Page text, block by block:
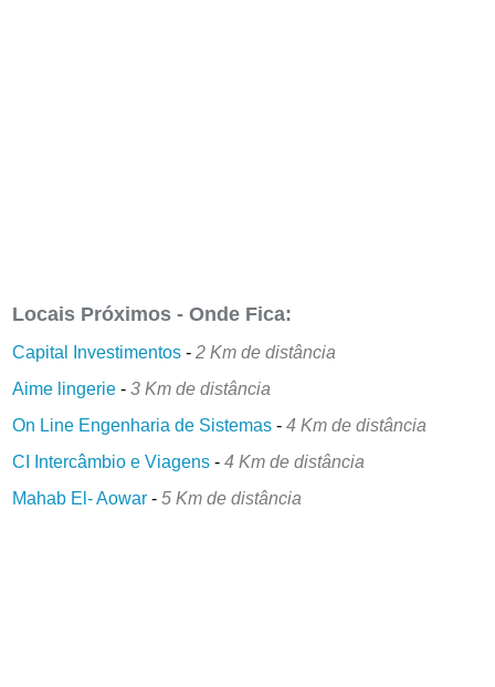
Locais Próximos - Onde Fica:
Capital Investimentos -2 Km de distância
Aime lingerie -3 Km de distância
On Line Engenharia de Sistemas -4 Km de distância
CI Intercâmbio e Viagens -4 Km de distância
Mahab El- Aowar -5 Km de distância